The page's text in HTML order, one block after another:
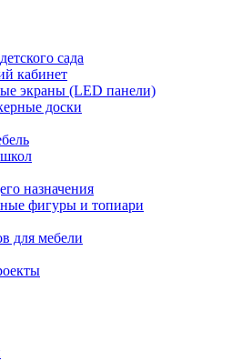
сада
кабинет
экраны (LED панели)
доски
назначения
фигуры и топиари
для мебели